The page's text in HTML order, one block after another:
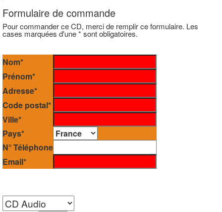
Formulaire de commande
Pour commander ce CD, merci de remplir ce formulaire. Les
cases marquées d'une * sont obligatoires.
Nom*
Prénom*
Adresse*
Code postal*
Ville*
Pays*
N° Téléphone
Email*